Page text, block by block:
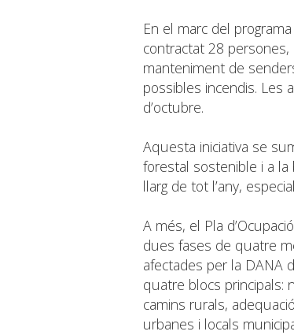
En el marc del
contractat 28
manteniment de
possibles incendis. Les
d’octubre.
Aquesta iniciativa se
forestal sostenible i a la
llarg de tot l’any,
A més, el Pla
dues fases de quatre
afectades per la DANA
quatre blocs principals:
camins rurals,
urbanes i locals